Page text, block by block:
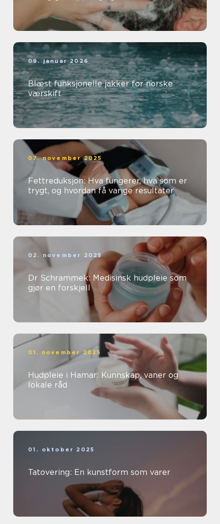
09. januar 2026
Blæst funksjonelle jakker for norske
værskift
07. november 2025
Fettreduksjon: Hva fungerer, hva som er
trygt, og hvordan få varige resultater
02. november 2025
Dr Schrammek: Medisinsk hudpleie som
gjør en forskjell
01. november 2025
Hudpleie i Hamar: Kunnskap, vaner og
lokale råd
01. oktober 2025
Tatovering: En kunstform som varer